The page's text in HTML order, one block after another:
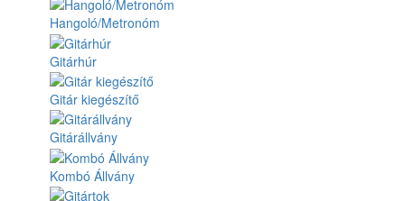
Hangoló/Metronóm
Gitárhúr
Gitár kiegészítő
Gitárállvány
Kombó Állvány